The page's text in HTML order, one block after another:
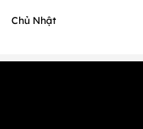
Chủ Nhật